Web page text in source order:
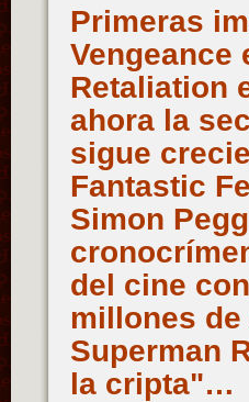
Primeras
Vengeance
Retaliation
ahora la
sigue
Fantastic
Simon
del cine
millones
Superman
la cripta"…